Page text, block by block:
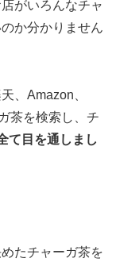
がいろんなチャ
か分かりません
、Amazon、
茶を検索し、チ
て目を通しまし
たチャーガ茶を